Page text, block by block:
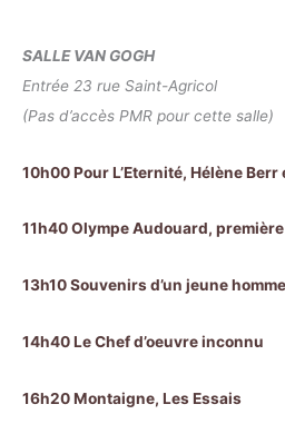
SALLE VAN GOGH
Entrée 23 rue Saint-Agricol
(Pas d’accès PMR pour cette salle)
10h00 Pour L’Eternité, Hélène
11h40 Olympe Audouard,
13h10 Souvenirs d’un jeune
14h40 Le Chef d’oeuvre inconnu
16h20 Montaigne, Les Essais